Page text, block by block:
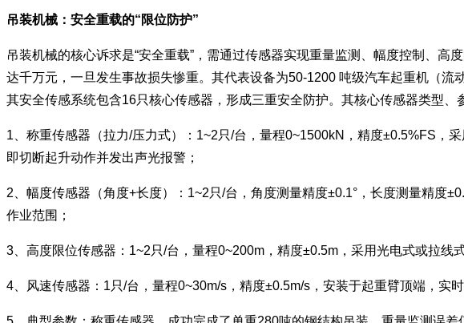
吊装机械：安全重载的“限位防护”
吊装机械的核心诉求是“安全重载”，需通过传感器实现重量监测、幅度控制、
达千万元，一旦发生事故损失惨重。其代表设备为50-1200 吨级汽车起重机（
其安全传感系统包含16只核心传感器，形成三重安全防护。其核心传感器类型、
1、称重传感器（拉力/压力式）：1~2只/台，量程0~1500kN，精度±0.5%FS，
即切断起升动作并发出声光报警；
2、幅度传感器（角度+长度）：1~2只/台，角度测量精度±0.1°，长度测量精度
作业范围；
3、高度限位传感器：1~2只/台，量程0~200m，精度±0.5m，采用光电式或拉
4、风速传感器：1只/台，量程0~30m/s，精度±0.5m/s，安装于起重臂顶端，实